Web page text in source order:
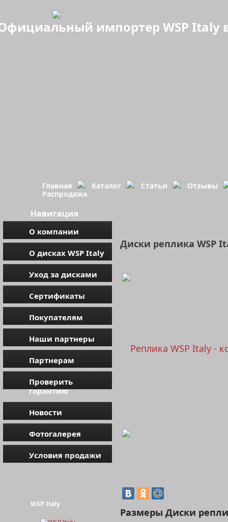
импортер WSP Italy
Главная Каталог Статьи
Отзывы
Распродажа
Диски реплика WSP
Размеры Диски
Навигация
О компании
О дисках WSP Italy
Уход за дисками
Сертификаты
Покупателям
Наши партнеры
Партнерам
Проверить
гарантию
Новости
Фотогалерея
Условия продажи
WSP Italy